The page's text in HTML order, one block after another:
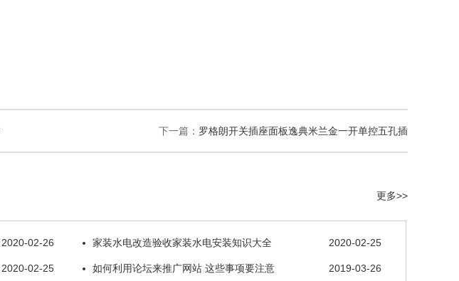
下一篇： 罗格朗开关插座面板逸典米兰金一开单控五孔插
更多>>
2020-02-26 2020-02-25
家装水电改造验收家装水电安装知识大全
2020-02-25 2019-03-26
如何利用论坛来推广网站 这些事项要注意